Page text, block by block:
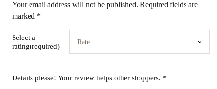
Your email address will not be published. Required fields are
marked *
Select a
rating(required)
Details please! Your review helps other shoppers. *